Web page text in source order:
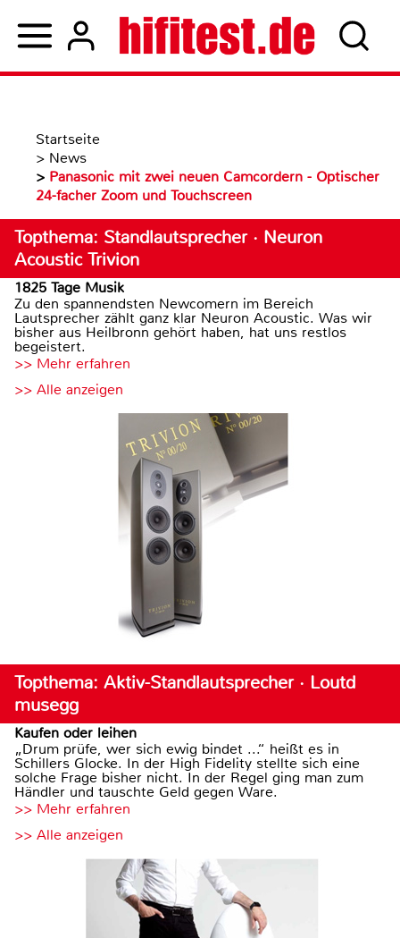
Startseite
> News
> Panasonic mit zwei neuen Camcordern - Optischer
24-facher Zoom und Touchscreen
Topthema: Standlautsprecher · Neuron
Acoustic Trivion
1825 Tage Musik
Zu den spannendsten Newcomern im Bereich
Lautsprecher zählt ganz klar Neuron Acoustic. Was wir
bisher aus Heilbronn gehört haben, hat uns restlos
begeistert.
>> Mehr erfahren
>> Alle anzeigen
Topthema: Aktiv-Standlautsprecher · Loutd
musegg
Kaufen oder leihen
„Drum prüfe, wer sich ewig bindet ...“ heißt es in
Schillers Glocke. In der High Fidelity stellte sich eine
solche Frage bisher nicht. In der Regel ging man zum
Händler und tauschte Geld gegen Ware.
>> Mehr erfahren
>> Alle anzeigen